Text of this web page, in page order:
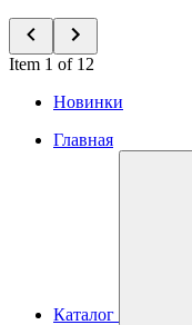
Item 1 of 12
Новинки
Главная
Каталог